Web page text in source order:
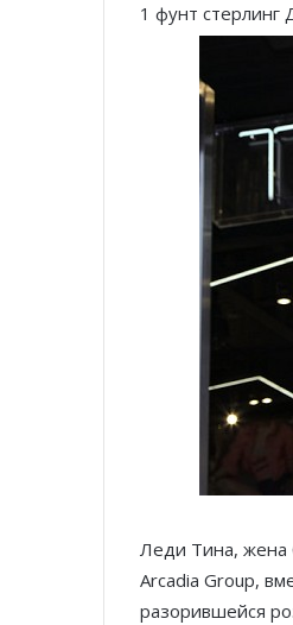
1 фунт стерлинг
Леди Тина, жена
Arcadia Group,
разорившейся